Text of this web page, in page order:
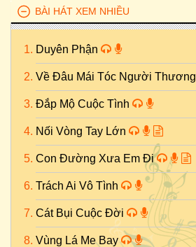
BÀI HÁT XEM NHIỀU
Duyên Phận
Về Đâu Mái Tóc Người Thương
Đắp Mộ Cuộc Tình
Nối Vòng Tay Lớn
Con Đường Xưa Em Đi
Trách Ai Vô Tình
Cát Bụi Cuộc Đời
Vùng Lá Me Bay